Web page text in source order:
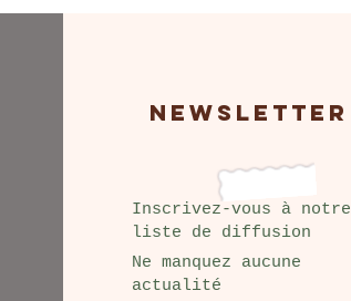
NEWSLETTER
Inscrivez-vous à notre
liste de diffusion
Ne manquez aucune
actualité